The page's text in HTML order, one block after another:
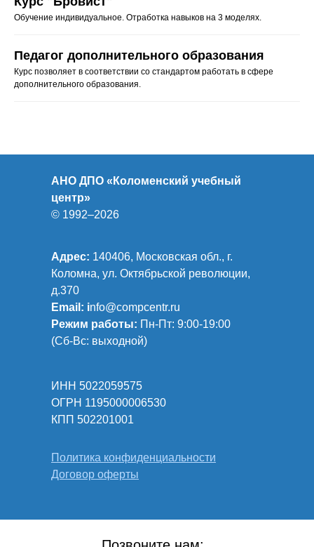
Обучение индивидуальное. Отработка навыков на 3 моделях.
Педагог дополнительного образования
Курс позволяет в соответствии со стандартом работать в сфере
дополнительного образования.
АНО ДПО «Коломенский учебный
центр»
© 1992–2026
Адрес: 140406, Московская обл., г.
Коломна, ул. Октябрьской революции,
д.370
Email: info@compcentr.ru
Режим работы: Пн-Пт: 9:00-19:00
(Сб-Вс: выходной)
ИНН 5022059575
ОГРН 1195000006530
КПП 502201001
Политика конфиденциальности
Договор оферты